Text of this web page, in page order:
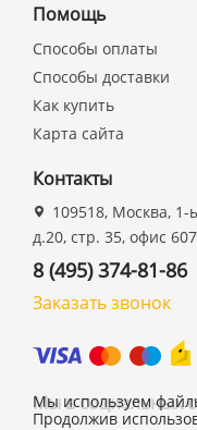
Помощь
Способы оплаты
Способы доставки
Как купить
Карта сайта
Контакты
109518, Москва,
д.20, стр. 35, офис 607
8 (495) 374-81-86
Заказать звонок
Мы в социальных
Мы используем
Продолжив